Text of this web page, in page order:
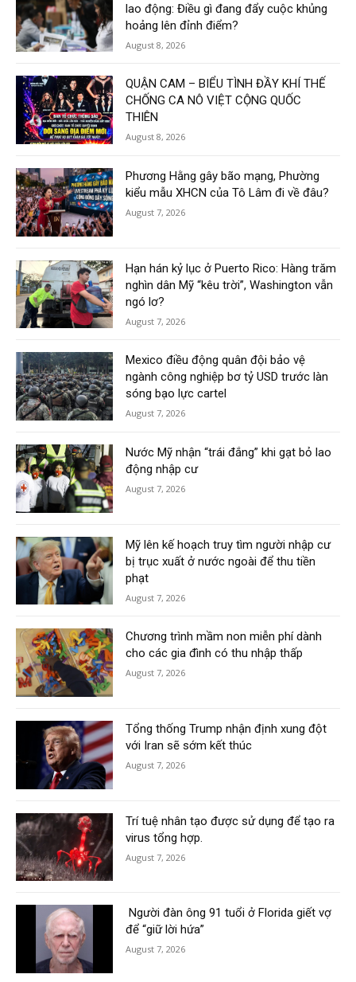
lao động: Điều gì đang đẩy cuộc khủng
hoảng lên đỉnh điểm?
August 8, 2026
QUẬN CAM – BIỂU TÌNH ĐẦY KHÍ THẾ
CHỐNG CA NÔ VIỆT CỘNG QUỐC
THIÊN
August 8, 2026
Phương Hằng gây bão mạng, Phường
kiểu mẫu XHCN của Tô Lâm đi về đâu?
August 7, 2026
Hạn hán kỷ lục ở Puerto Rico: Hàng trăm
nghìn dân Mỹ “kêu trời”, Washington vẫn
ngó lơ?
August 7, 2026
Mexico điều động quân đội bảo vệ
ngành công nghiệp bơ tỷ USD trước làn
sóng bạo lực cartel
August 7, 2026
Nước Mỹ nhận “trái đắng” khi gạt bỏ lao
động nhập cư
August 7, 2026
Mỹ lên kế hoạch truy tìm người nhập cư
bị trục xuất ở nước ngoài để thu tiền
phạt
August 7, 2026
Chương trình mầm non miễn phí dành
cho các gia đình có thu nhập thấp
August 7, 2026
Tổng thống Trump nhận định xung đột
với Iran sẽ sớm kết thúc
August 7, 2026
Trí tuệ nhân tạo được sử dụng để tạo ra
virus tổng hợp.
August 7, 2026
Người đàn ông 91 tuổi ở Florida giết vợ
để “giữ lời hứa”
August 7, 2026